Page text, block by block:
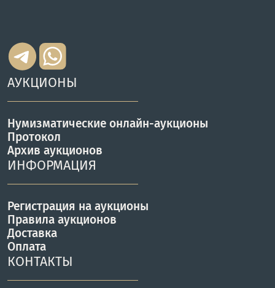
АУКЦИОНЫ
Нумизматические онлайн-аукционы
Протокол
Архив аукционов
ИНФОРМАЦИЯ
Регистрация на аукционы
Правила аукционов
Доставка
Оплата
КОНТАКТЫ